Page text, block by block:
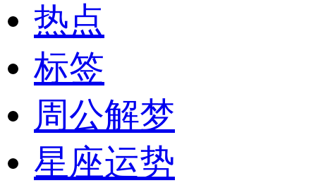
热点
标签
周公解梦
星座运势